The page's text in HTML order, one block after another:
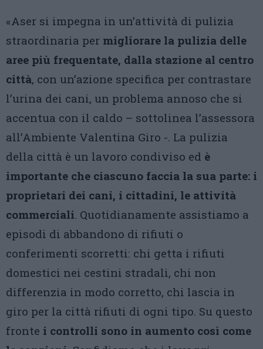
«Aser si impegna in un’attività di pulizia
straordinaria per migliorare la pulizia delle
aree più frequentate, dalla stazione al centro
città, con un’azione specifica per contrastare
l’urina dei cani, un problema annoso che si
accentua con il caldo – sottolinea l’assessora
all’Ambiente Valentina Giro -. La pulizia
della città è un lavoro condiviso ed è
importante che ciascuno faccia la sua parte: i
proprietari dei cani, i cittadini, le attività
commerciali. Quotidianamente assistiamo a
episodi di abbandono di rifiuti o
conferimenti scorretti: chi getta i rifiuti
domestici nei cestini stradali, chi non
differenzia in modo corretto, chi lascia in
giro per la città rifiuti di ogni tipo. Su questo
fronte i controlli sono in aumento così come